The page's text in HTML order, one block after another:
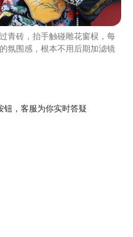
青砖，抬手触碰雕花窗棂，每
氛围感，根本不用后期加滤镜
钮，客服为你实时答疑